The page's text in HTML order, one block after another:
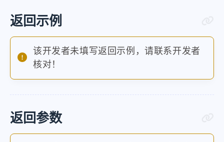
返回示例
该开发者未填写返回示例，请联系开发者
核对！
返回参数